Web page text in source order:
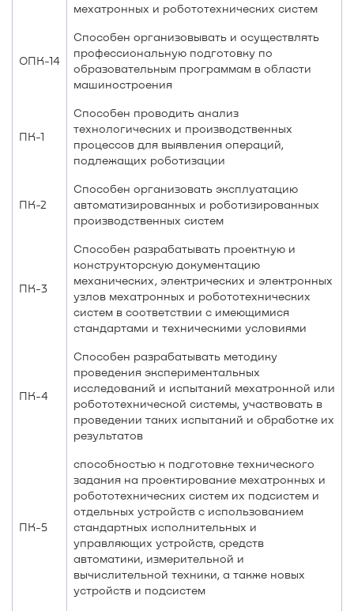
мехатронных и робототехнических систем
ОПК-14
Способен организовывать и осуществлять
профессиональную подготовку по
образовательным программам в области
машиностроения
ПК-1
Способен проводить анализ
технологических и производственных
процессов для выявления операций,
подлежащих роботизации
ПК-2
Способен организовать эксплуатацию
автоматизированных и роботизированных
производственных систем
ПК-3
Способен разрабатывать проектную и
конструкторскую документацию
механических, электрических и электронных
узлов мехатронных и робототехнических
систем в соответствии с имеющимися
стандартами и техническими условиями
ПК-4
Способен разрабатывать методику
проведения экспериментальных
исследований и испытаний мехатронной или
робототехнической системы, участвовать в
проведении таких испытаний и обработке их
результатов
ПК-5
способностью к подготовке технического
задания на проектирование мехатронных и
робототехнических систем их подсистем и
отдельных устройств с использованием
стандартных исполнительных и
управляющих устройств, средств
автоматики, измерительной и
вычислительной техники, а также новых
устройств и подсистем